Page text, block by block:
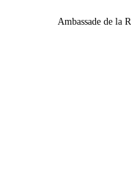
Ambassade de la